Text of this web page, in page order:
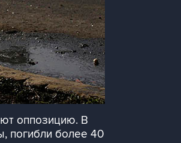
оппозицию. В
погибли более 40